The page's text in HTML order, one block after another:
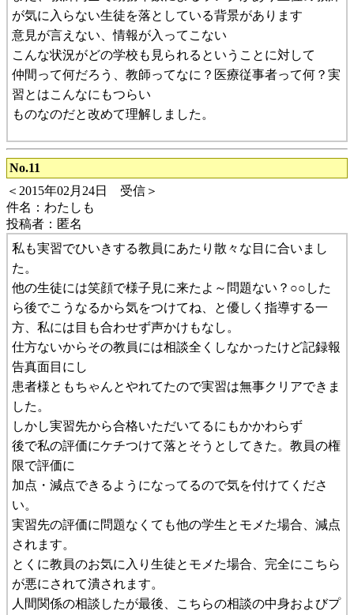
が気に入らない生徒を落としている背景があります
意見が言えない、情報が入ってこない
こんな状況がどの学校も見られるということに対して
仲間って何だろう、教師ってなに？医療従事者って何？実
習とはこんなにもつらい
ものなのだと改めて理解しました。
No.11
＜2015年02月24日 受信＞
件名：わたしも
投稿者：匿名
私も実習でひいきする教員にあたり散々な目に合いまし
た。
他の生徒には笑顔で様子見に来たよ～問題ない？○○した
ら後でこうなるから気をつけてね、と優しく指導する一
方、私には目も合わせず声かけもなし。
仕方ないからその教員には相談全くしなかったけど記録報
告真面目にし
患者様ともちゃんとやれてたので実習は無事クリアできま
した。
しかし実習先から合格いただいてるにもかかわらず
後で私の評価にケチつけて落とそうとしてきた。教員の権
限で評価に
加点・減点できるようになってるので気を付けてくださ
い。
実習先の評価に問題なくても他の学生とモメた場合、減点
されます。
とくに教員のお気に入り生徒とモメた場合、完全にこちら
が悪にされて潰されます。
人間関係の相談したが最後、こちらの相談の中身およびプ